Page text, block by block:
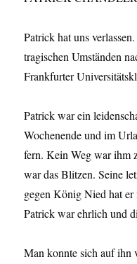
Patrick hat uns
tragischen Umständen
Frankfurter
Patrick war ein
Wochenende und im
fern. Kein Weg war ihm
war das Blitzen. Seine
gegen König Nied hat er
Patrick war ehrlich und
Man konnte sich auf ihn